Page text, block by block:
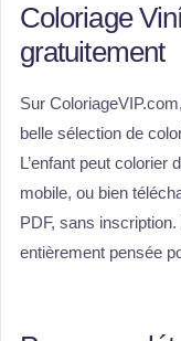
Coloriage
gratuitement
Sur
belle sélection de
L’enfant peut colorier
mobile, ou bien
PDF, sans inscription.
entièrement pensée